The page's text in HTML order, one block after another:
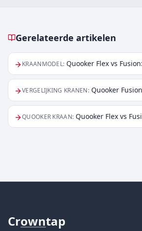
Gerelateerde artikelen
Gerelateerde artikelen
KRAANMODEL: Quooker Flex vs
VERGELIJKING KRANEN: Quooker
QUOOKER KRAAN: Quooker Flex vs
Crowntap